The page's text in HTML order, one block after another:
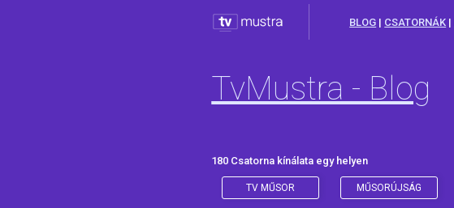
BLOG | CSATORNÁK |
TvMustra - Blog
180 Csatorna kínálata egy helyen
TV MŰSOR MŰSORÚJSÁG